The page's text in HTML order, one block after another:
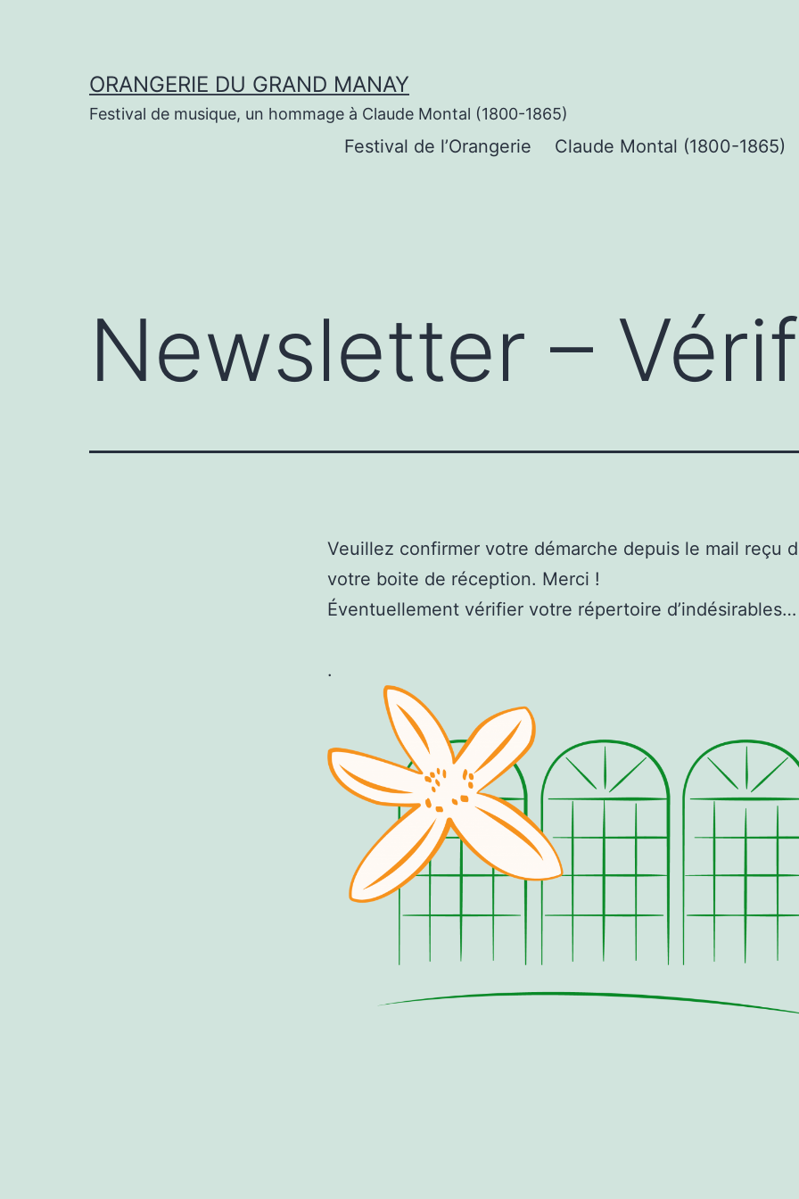
ORANGERIE DU GRAND MANAY
Festival de musique, un hommage à Claude Montal (1800-1865)
Festival de l’Orangerie Claude Montal (1800-1865)
Newsletter –
Veuillez confirmer votre démarche depuis le mail reçu
votre boite de réception. Merci !
Éventuellement vérifier votre répertoire d’indésirables…
.